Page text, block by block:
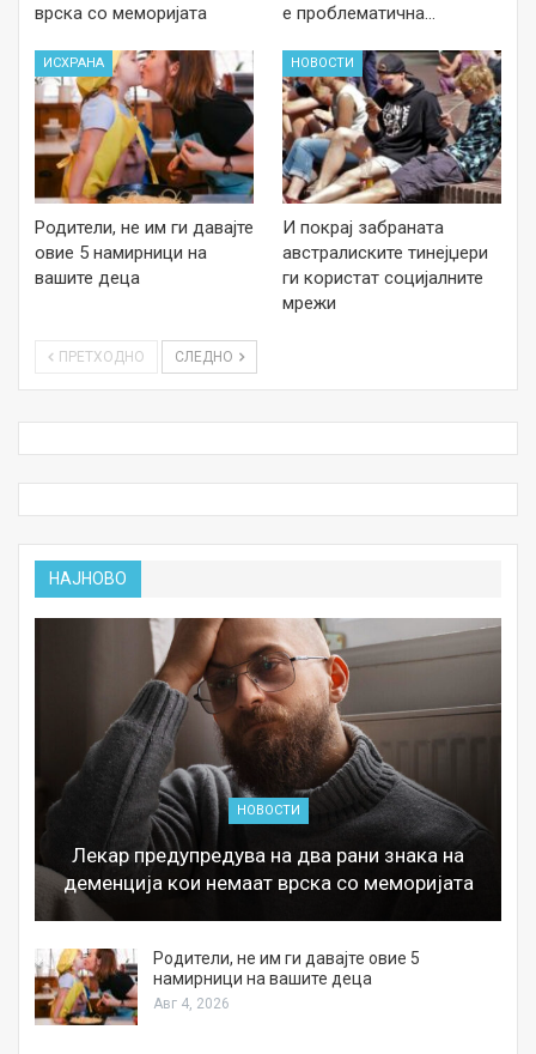
врска со меморијата
е проблематична…
ИСХРАНА
Родители, не им ги давајте
овие 5 намирници на
вашите деца
НОВОСТИ
И покрај забраната
австралиските тинејџери
ги користат социјалните
мрежи
ПРЕТХОДНО СЛЕДНО
НАЈНОВО
НОВОСТИ
Лекар предупредува на два рани знака на
деменција кои немаат врска со меморијата
Родители, не им ги давајте овие 5
намирници на вашите деца
Авг 4, 2026